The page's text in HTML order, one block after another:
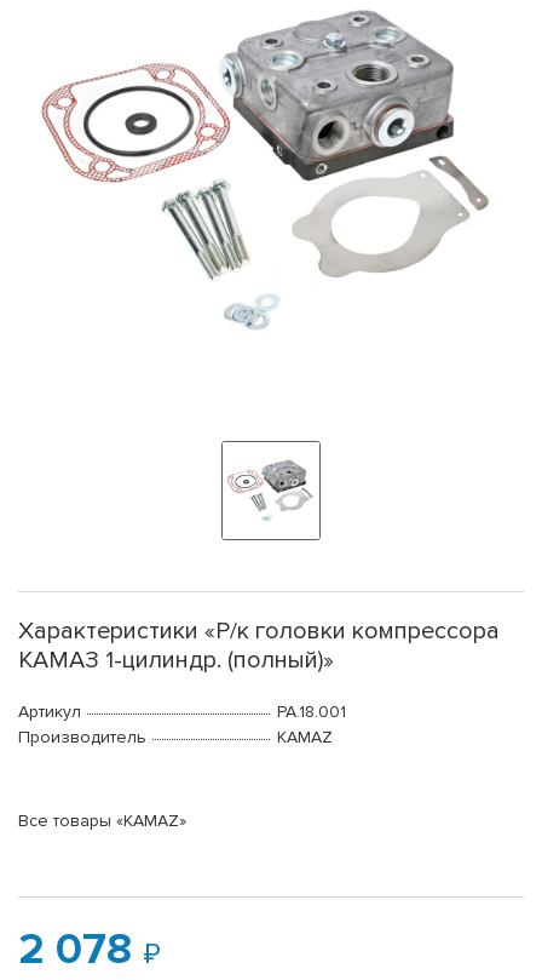
Характеристики «Р/к головки компрессора
КАМАЗ 1-цилиндр. (полный)»
Артикул
РА.18.001
Производитель
KAMAZ
Все товары «KAMAZ»
2 078